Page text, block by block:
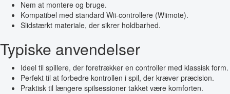
Nem at montere og bruge.
Kompatibel med standard Wii-controllere (Wiimote).
Slidstærkt materiale, der sikrer holdbarhed.
Typiske anvendelser
Ideel til spillere, der foretrækker en controller med klassisk form.
Perfekt til at forbedre kontrollen i spil, der kræver præcision.
Praktisk til længere spilsessioner takket være komforten.